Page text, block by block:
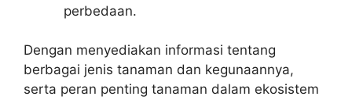
perbedaan.
Dengan menyediakan informasi tentang
berbagai jenis tanaman dan kegunaannya,
serta peran penting tanaman dalam ekosistem